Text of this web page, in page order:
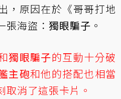
，原因在於《哥哥打地
張海盜： 獨眼騙子 。
獨眼騙子的互動十分破
主砲和他的搭配也相當
取消了這張卡片。